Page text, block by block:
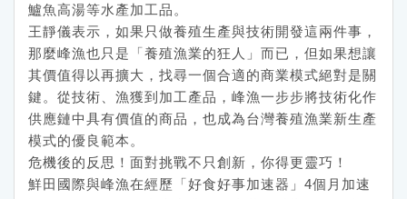
鱸魚高湯等水產加工品。
王靜儀表示，如果只做養殖生產與技術開發這兩件事，
那麼峰漁也只是「養殖漁業的狂人」而已，但如果想讓
其價值得以再擴大，找尋一個合適的商業模式絕對是關
鍵。從技術、漁獲到加工產品，峰漁一步步將技術化作
供應鏈中具有價值的商品，也成為台灣養殖漁業新生產
模式的優良範本。
危機後的反思！面對挑戰不只創新，你得更靈巧！
鮮田國際與峰漁在經歷「好食好事加速器」4個月加速